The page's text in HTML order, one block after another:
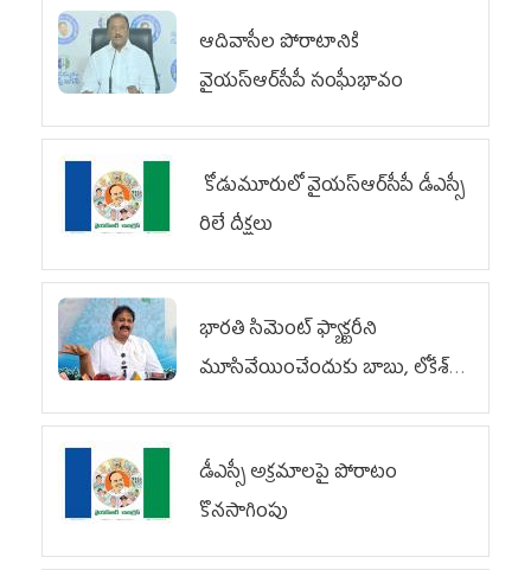
ఆదివాసీల పోరాటానికి
వైయ‌స్ఆర్‌సీపీ సంఘీభావం
కోడుమూరులో వైయ‌స్ఆర్‌సీపీ డీఎస్సీ
రిలే దీక్షలు
భారతి సిమెంట్ ఫ్యాక్టరీని
మూసివేయించేందుకు బాబు, లోకేశ్
కుట్ర
డీఎస్సీ అక్రమాలపై పోరాటం
కొనసాగింపు